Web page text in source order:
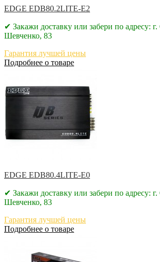
EDGE EDB80.2LITE-E2
✔ Закажи доставку или забери по адресу:
Шевченко, 83
Гарантия лучшей цены
Подробнее о товаре
EDGE EDB80.4LITE-E0
✔ Закажи доставку или забери по адресу:
Шевченко, 83
Гарантия лучшей цены
Подробнее о товаре